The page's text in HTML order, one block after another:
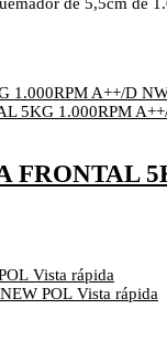
de 5,5cm de
FRONTAL
Vista rápida
Vista rápida